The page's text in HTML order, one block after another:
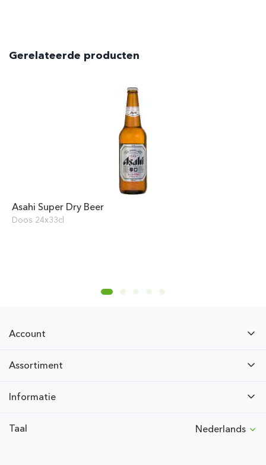
Gerelateerde producten
Asahi Super Dry Beer
Doos 24x33cl
Account
Assortiment
Informatie
Taal Nederlands